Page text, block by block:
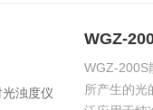
WGZ-
WGZ-200S
所产生的光